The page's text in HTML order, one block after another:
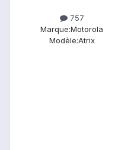
757
Marque:Motorola
Modèle:Atrix